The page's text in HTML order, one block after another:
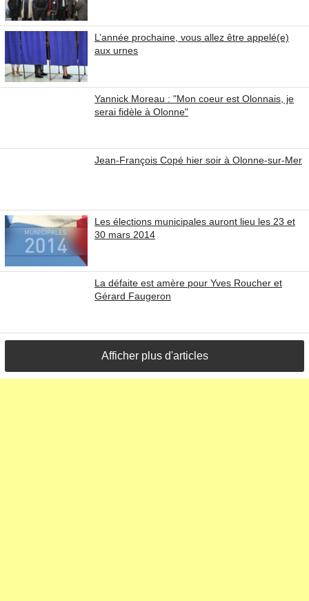
L’année prochaine, vous allez être appelé(e)
aux urnes
Yannick Moreau : "Mon coeur est Olonnais, je
serai fidèle à Olonne"
Jean-François Copé hier soir à Olonne-sur-Mer
Les élections municipales auront lieu les 23 et
30 mars 2014
La défaite est amère pour Yves Roucher et
Gérard Faugeron
Afficher plus d'articles